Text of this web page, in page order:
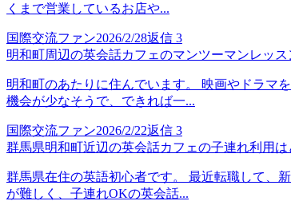
くまで営業しているお店や...
国際交流ファン2026/2/28返信 3
明和町周辺の英会話カフェのマンツーマンレッ
明和町のあたりに住んでいます。 映画やドラマ
機会が少なそうで、できれば一...
国際交流ファン2026/2/22返信 3
群馬県明和町近辺の英会話カフェの子連れ利用は
群馬県在住の英語初心者です。 最近転職して、
が難しく、子連れOKの英会話...